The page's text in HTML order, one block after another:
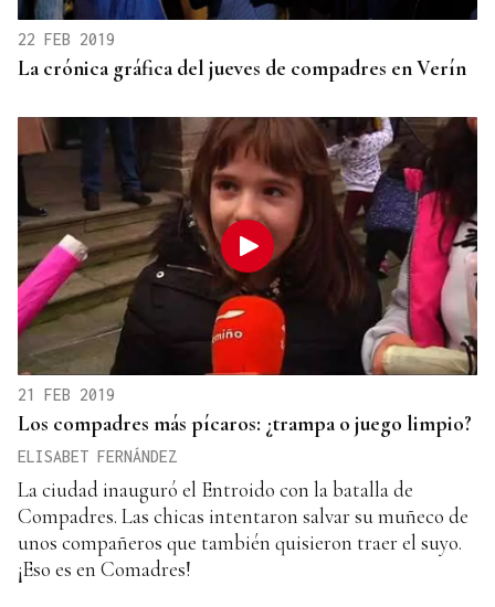
22 FEB 2019
La crónica gráfica del jueves de compadres en Verín
21 FEB 2019
Los compadres más pícaros: ¿trampa o juego limpio?
ELISABET FERNÁNDEZ
La ciudad inauguró el Entroido con la batalla de
Compadres. Las chicas intentaron salvar su muñeco de
unos compañeros que también quisieron traer el suyo.
¡Eso es en Comadres!